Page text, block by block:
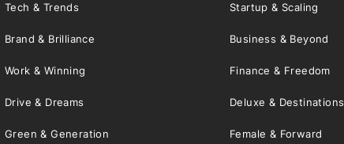
Tech & Trends Startup & Scaling
Brand & Brilliance Business & Beyond
Work & Winning Finance & Freedom
Drive & Dreams Deluxe & Destinations
Green & Generation Female & Forward